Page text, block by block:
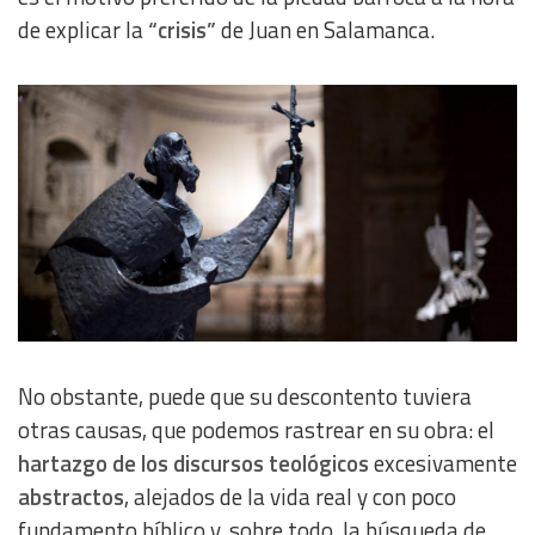
de explicar la“crisis”de Juan en Salamanca.
No obstante, puede que su descontento tuviera
otras causas, que podemos rastrear en su obra: el
hartazgo de los discursos teológicosexcesivamente
abstractos, alejados de la vida real y con poco
Use limited data to select content
IAB Special Features:
Use precise geolocation data
Identify devices based on information actively requested
Essential
Analytical
Functional